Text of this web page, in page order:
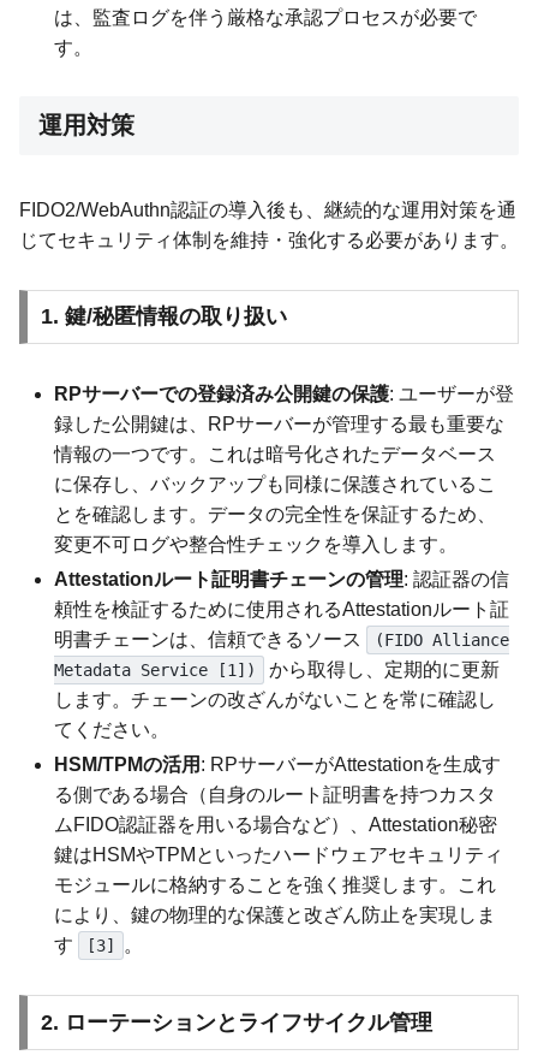
は、監査ログを伴う厳格な承認プロセスが必要で
す。
運用対策
FIDO2/WebAuthn認証の導入後も、継続的な運用対策を通
じてセキュリティ体制を維持・強化する必要があります。
1. 鍵/秘匿情報の取り扱い
RPサーバーでの登録済み公開鍵の保護: ユーザーが登
録した公開鍵は、RPサーバーが管理する最も重要な
情報の一つです。これは暗号化されたデータベース
に保存し、バックアップも同様に保護されているこ
とを確認します。データの完全性を保証するため、
変更不可ログや整合性チェックを導入します。
Attestationルート証明書チェーンの管理: 認証器の信
頼性を検証するために使用されるAttestationルート証
明書チェーンは、信頼できるソース
(FIDO Alliance
Metadata Service [1])
から取得し、定期的に更新
します。チェーンの改ざんがないことを常に確認し
てください。
HSM/TPMの活用 : RPサーバーがAttestationを生成す
る側である場合（自身のルート証明書を持つカスタ
ムFIDO認証器を用いる場合など）、Attestation秘密
鍵はHSMやTPMといったハードウェアセキュリティ
モジュールに格納することを強く推奨します。これ
により、鍵の物理的な保護と改ざん防止を実現しま
す
[3] 。
2. ローテーションとライフサイクル管理